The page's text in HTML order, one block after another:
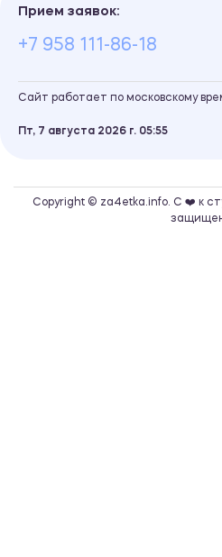
Прием заявок:
+7 958 111-86-18
Сайт работает по московскому
Пт, 7 августа 2026 г. 05 55
Copyright © za4etka.info. С ❤️ к